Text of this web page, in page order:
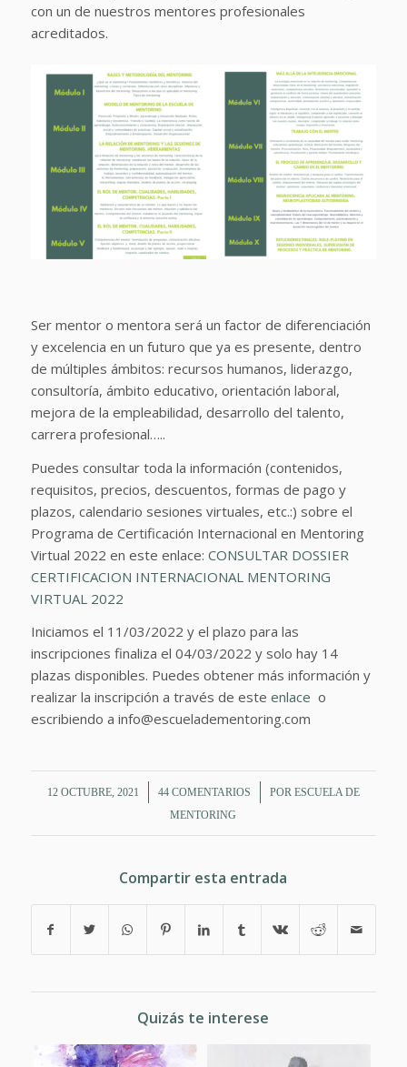
con un de nuestros mentores profesionales
acreditados.
Ser mentor o mentora será un factor de diferenciación
y excelencia en un futuro que ya es presente, dentro
de múltiples ámbitos: recursos humanos, liderazgo,
consultoría, ámbito educativo, orientación laboral,
mejora de la empleabilidad, desarrollo del talento,
carrera profesional…..
Puedes consultar toda la información (contenidos,
requisitos, precios, descuentos, formas de pago y
plazos, calendario sesiones virtuales, etc.:) sobre el
Programa de Certificación Internacional en Mentoring
Virtual 2022 en este enlace: CONSULTAR DOSSIER
CERTIFICACION INTERNACIONAL MENTORING
VIRTUAL 2022
Iniciamos el 11/03/2022 y el plazo para las
inscripciones finaliza el 04/03/2022 y solo hay 14
plazas disponibles. Puedes obtener más información y
realizar la inscripción a través de este enlace o
escribiendo a info@escueladementoring.com
12 OCTUBRE, 2021
/ 44 COMENTARIOS
/ POR ESCUELA DE
MENTORING
Compartir esta entrada
Quizás te interese